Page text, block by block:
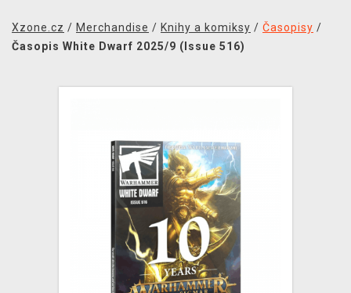
MERCHANDISE
TCG & BOARDGAME HUB
Xzone.cz / Merchandise / Knihy a komiksy / Časopisy /
Časopis White Dwarf 2025/9 (Issue 516)